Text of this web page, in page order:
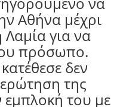
Αθήνα μέχρι
για να
πρόσωπο.
δεν
της
εμπλοκή του με